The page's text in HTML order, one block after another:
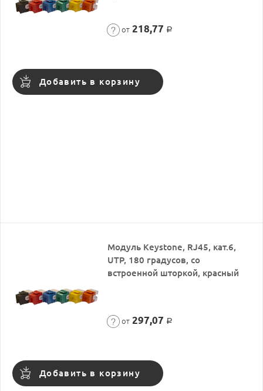
от 218,77 Р
Добавить в корзину
Модуль Keystone, RJ45, кат.6,
UTP, 180 градусов, со
встроенной шторкой, красный
от 297,07 Р
Добавить в корзину